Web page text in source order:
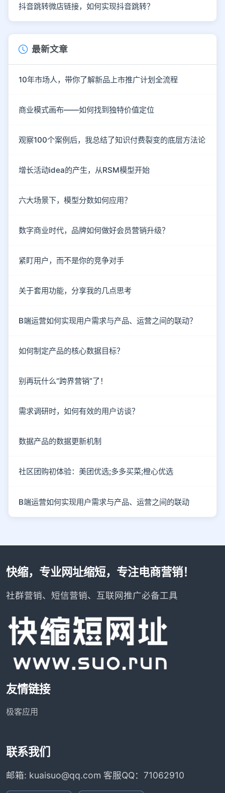
抖音跳转微店链接，如何实现抖音跳转？
最新文章
10年市场人，带你了解新品上市推广计划全流程
商业模式画布——如何找到独特价值定位
观察100个案例后，我总结了知识付费裂变的底层方法论
增长活动idea的产生，从RSM模型开始
六大场景下，模型分数如何应用？
数字商业时代，品牌如何做好会员营销升级？
紧盯用户，而不是你的竞争对手
关于套用功能，分享我的几点思考
B端运营如何实现用户需求与产品、运营之间的联动？
如何制定产品的核心数据目标？
别再玩什么“跨界营销”了！
需求调研时，如何有效的用户访谈？
数据产品的数据更新机制
社区团购初体验：美团优选;多多买菜;橙心优选
B端运营如何实现用户需求与产品、运营之间的联动
快缩，专业网址缩短，专注电商营销！
社群营销、短信营销、互联网推广必备工具
友情链接
极客应用
联系我们
邮箱: kuaisuo@qq.com 客服QQ：71062910